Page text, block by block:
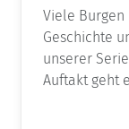
Viele Burgen
Geschichte
unserer
Auftakt geht